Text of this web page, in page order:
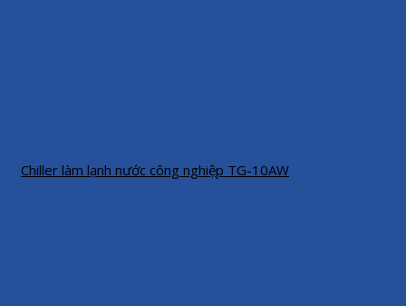
Chiller làm lạnh nước công nghiệp TG-10AW